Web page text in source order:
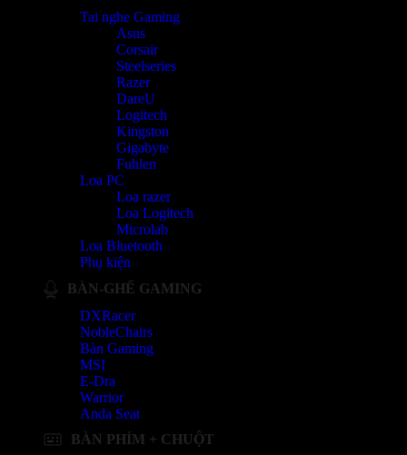
Tai nghe Gaming
Asus
Corsair
Steelseries
Razer
DareU
Logitech
Kingston
Gigabyte
Fuhlen
Loa PC
Loa razer
Loa Logitech
Microlab
Loa Bluetooth
Phụ kiện
BÀN-GHẾ GAMING
DXRacer
NobleChairs
Bàn Gaming
MSI
E-Dra
Warrior
Anda Seat
BÀN PHÍM + CHUỘT